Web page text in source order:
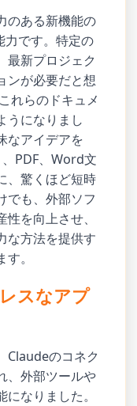
のある新機能の
力です。特定の
最新プロジェク
ンが必要だと想
れらのドキュメ
うになりまし
なアイデアを
PDF、Word文
、驚くほど短時
でも、外部ソフ
を向上させ、
な方法を提供す
。
スなアプ
Claudeのコネク
、外部ツールや
なりました。